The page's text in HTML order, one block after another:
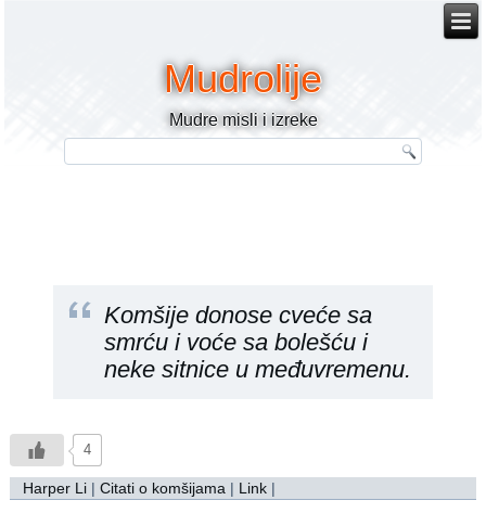
Mudrolije
Mudre misli i izreke
Komšije donose cveće sa
smrću i voće sa bolešću i
neke sitnice u međuvremenu.
4
Harper Li |Citati o komšijama | Link |